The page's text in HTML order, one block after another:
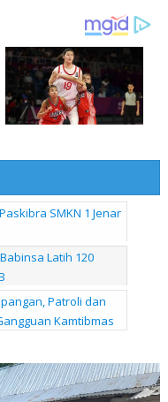
SMKN 1 Jenar
Latih 120
Patroli dan
Kamtibmas